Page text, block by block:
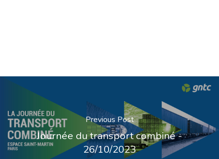
Previous Post
Journée du transport combiné -
26/10/2023